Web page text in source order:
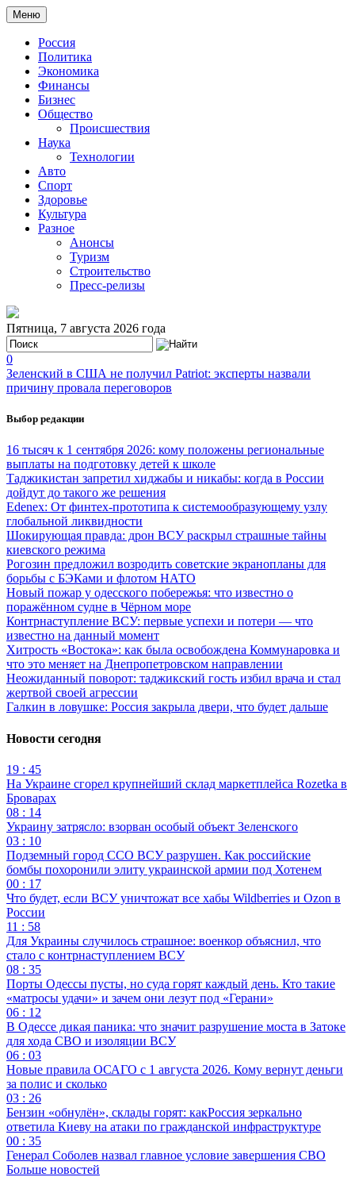
Меню
Россия
Политика
Экономика
Финансы
Бизнес
Общество
Происшествия
Наука
Технологии
Авто
Спорт
Здоровье
Культура
Разное
Анонсы
Туризм
Строительство
Пресс-релизы
Пятница, 7 августа 2026 года
0
Зеленский в США не получил Patriot: эксперты назвали
причину провала переговоров
Выбор редакции
16 тысяч к 1 сентября 2026: кому положены региональные
выплаты на подготовку детей к школе
Таджикистан запретил хиджабы и никабы: когда в России
дойдут до такого же решения
Edenex: От финтех-прототипа к системообразующему узлу
глобальной ликвидности
Шокирующая правда: дрон ВСУ раскрыл страшные тайны
киевского режима
Рогозин предложил возродить советские экранопланы для
борьбы с БЭКами и флотом НАТО
Новый пожар у одесского побережья: что известно о
поражённом судне в Чёрном море
Контрнаступление ВСУ: первые успехи и потери — что
известно на данный момент
Хитрость «Востока»: как была освобождена Коммунаровка и
что это меняет на Днепропетровском направлении
Неожиданный поворот: таджикский гость избил врача и стал
жертвой своей агрессии
Галкин в ловушке: Россия закрыла двери, что будет дальше
Новости сегодня
19 : 45
На Украине сгорел крупнейший склад маркетплейса Rozetka в
Броварах
08 : 14
Украину затрясло: взорван особый объект Зеленского
03 : 10
Подземный город ССО ВСУ разрушен. Как российские
бомбы похоронили элиту украинской армии под Хотенем
00 : 17
Что будет, если ВСУ уничтожат все хабы Wildberries и Ozon в
России
11 : 58
Для Украины случилось страшное: военкор объяснил, что
стало с контрнаступлением ВСУ
08 : 35
Порты Одессы пусты, но суда горят каждый день. Кто такие
«матросы удачи» и зачем они лезут под «Герани»
06 : 12
В Одессе дикая паника: что значит разрушение моста в Затоке
для хода СВО и изоляции ВСУ
06 : 03
Новые правила ОСАГО с 1 августа 2026. Кому вернут деньги
за полис и сколько
03 : 26
Бензин «обнулён», склады горят: какРоссия зеркально
ответила Киеву на атаки по гражданской инфраструктуре
00 : 35
Генерал Соболев назвал главное условие завершения СВО
Больше новостей